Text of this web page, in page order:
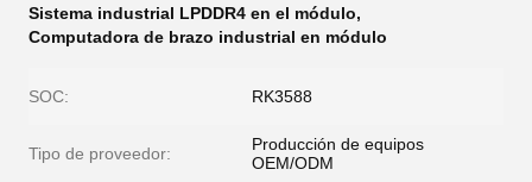
Sistema industrial LPDDR4 en el módulo,
Computadora de brazo industrial en módulo
SOC: RK3588
Tipo de proveedor:
Producción de equipos
OEM/ODM